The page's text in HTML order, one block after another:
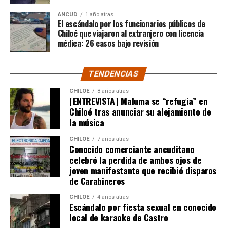
Por el momento, las personas aludidas no han emitido
declaraciones públicas. La historia, según Centella,
recién comienza y, el mencionado posteo, ha generado
comentarios de todo tipo, en su gran mayoría, a favor
del humorista de Punta Arenas.
ANCUD 1 año atras
El escándalo por los funcionarios públicos de
Chiloé que viajaron al extranjero con licencia
médica: 26 casos bajo revisión
TENDENCIAS
CHILOE 8 años atras
[ENTREVISTA] Maluma se “refugia” en
Chiloé tras anunciar su alejamiento de
la música
CHILOE 7 años atras
Conocido comerciante ancuditano
celebró la perdida de ambos ojos de
joven manifestante que recibió disparos
de Carabineros
CHILOE 4 años atras
Escándalo por fiesta sexual en conocido
local de karaoke de Castro